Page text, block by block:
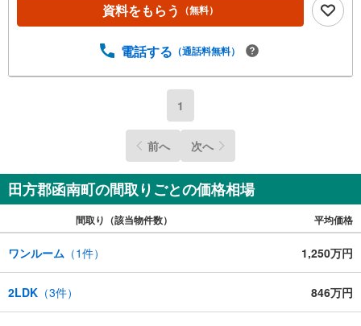
資料をもらう （無料）
電話する （通話料無料）
1
前へ 次へ
田方郡函南町の間取りごとの価格相場
間取り（該当物件数） 平均価格
ワンルーム （1件） 1,250万円
2LDK （3件） 846万円